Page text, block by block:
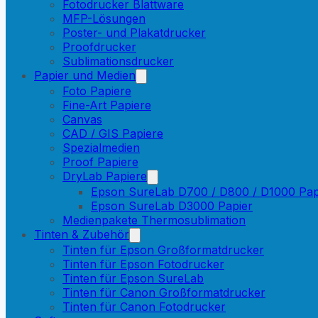
Fotodrucker Blattware
MFP-Lösungen
Poster- und Plakatdrucker
Proofdrucker
Sublimationsdrucker
Papier und Medien
Foto Papiere
Fine-Art Papiere
Canvas
CAD / GIS Papiere
Spezialmedien
Proof Papiere
DryLab Papiere
Epson SureLab D700 / D800 / D1000
Epson SureLab D3000 Papier
Medienpakete Thermosublimation
Tinten & Zubehör
Tinten für Epson Großformatdrucker
Tinten für Epson Fotodrucker
Tinten für Epson SureLab
Tinten für Canon Großformatdrucker
Tinten für Canon Fotodrucker